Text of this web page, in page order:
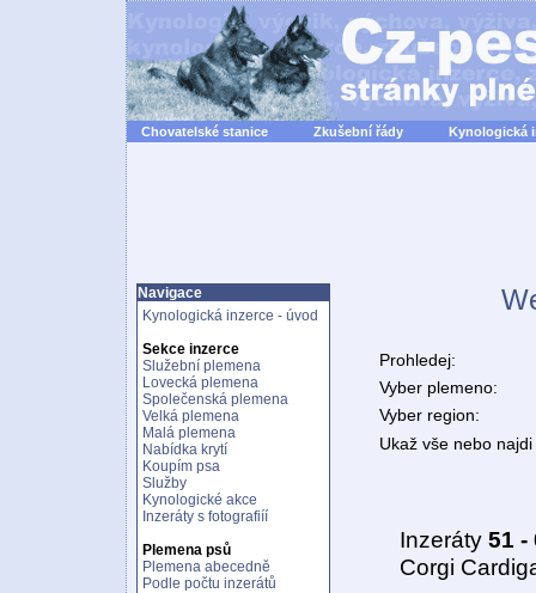
Chovatelské stanice Zkušební řády Kynologická
Navigace
Kynologická inzerce - úvod
Sekce inzerce
Služební plemena
Lovecká plemena
Společenská plemena
Velká plemena
Malá plemena
Nabídka krytí
Koupím psa
Služby
Kynologické akce
Inzeráty s fotografiíí
Plemena psů
Plemena abecedně
Podle počtu inzerátů
Prohledej:
Vyber plemeno:
Vyber region:
Ukaž vše nebo
Inzeráty 51 -
Corgi